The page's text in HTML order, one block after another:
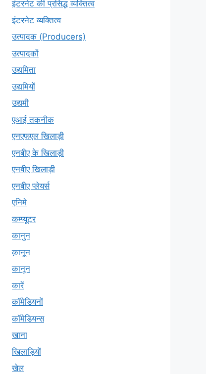
इंटरनेट की प्रसिद्ध व्यक्तित्व
इंटरनेट व्यक्तित्व
उत्पादक (Producers)
उत्पादकों
उद्यमिता
उद्यमियों
उद्यमी
एआई तकनीक
एनएफएल खिलाड़ी
एनबीए के खिलाड़ी
एनबीए खिलाड़ी
एनबीए प्लेयर्स
एनिमे
कम्प्यूटर
कानुन
क़ानून
कानून
कारें
कॉमेडियनों
कॉमेडियन्स
खाना
खिलाड़ियों
खेल